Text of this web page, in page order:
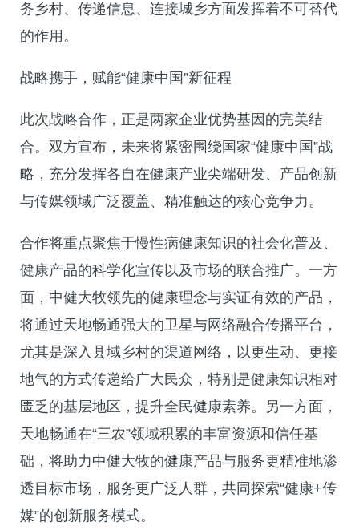
务乡村、传递信息、连接城乡方面发挥着不可替代
的作用。
战略携手，赋能“健康中国”新征程
此次战略合作，正是两家企业优势基因的完美结
合。双方宣布，未来将紧密围绕国家“健康中国”战
略，充分发挥各自在健康产业尖端研发、产品创新
与传媒领域广泛覆盖、精准触达的核心竞争力。
合作将重点聚焦于慢性病健康知识的社会化普及、
健康产品的科学化宣传以及市场的联合推广。一方
面，中健大牧领先的健康理念与实证有效的产品，
将通过天地畅通强大的卫星与网络融合传播平台，
尤其是深入县域乡村的渠道网络，以更生动、更接
地气的方式传递给广大民众，特别是健康知识相对
匮乏的基层地区，提升全民健康素养。另一方面，
天地畅通在“三农”领域积累的丰富资源和信任基
础，将助力中健大牧的健康产品与服务更精准地渗
透目标市场，服务更广泛人群，共同探索“健康+传
媒”的创新服务模式。